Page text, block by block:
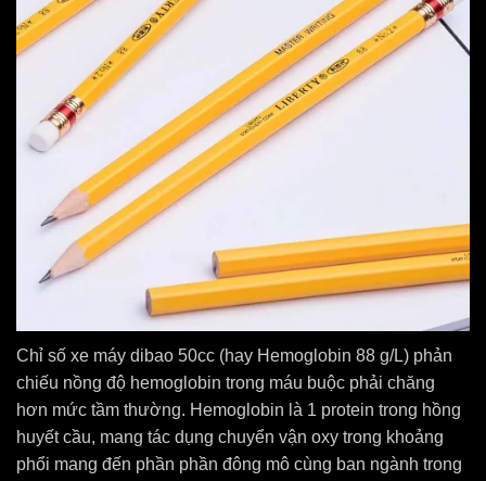
Chỉ số xe máy dibao 50cc (hay Hemoglobin 88 g/L) phản
chiếu nồng độ hemoglobin trong máu buộc phải chăng
hơn mức tầm thường. Hemoglobin là 1 protein trong hồng
huyết cầu, mang tác dụng chuyển vận oxy trong khoảng
phổi mang đến phần phần đông mô cùng ban ngành trong